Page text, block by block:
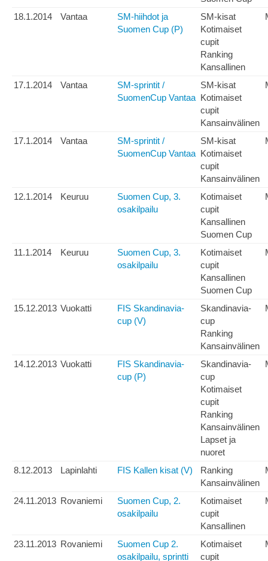
18.1.2014 Vantaa
SM-hiihdot ja
Suomen Cup (P)
SM-kisat
Kotimaiset
cupit
Ranking
Kansallinen
17.1.2014 Vantaa
SM-sprintit /
SuomenCup Vantaa
SM-kisat
Kotimaiset
cupit
Kansainvälinen
17.1.2014 Vantaa
SM-sprintit /
SuomenCup Vantaa
SM-kisat
Kotimaiset
cupit
Kansainvälinen
12.1.2014 Keuruu
Suomen Cup, 3.
osakilpailu
Kotimaiset
cupit
Kansallinen
Suomen Cup
11.1.2014 Keuruu
Suomen Cup, 3.
osakilpailu
Kotimaiset
cupit
Kansallinen
Suomen Cup
15.12.2013 Vuokatti
FIS Skandinavia-
cup (V)
Skandinavia-
cup
Ranking
Kansainvälinen
14.12.2013 Vuokatti
FIS Skandinavia-
cup (P)
Skandinavia-
cup
Kotimaiset
cupit
Ranking
Kansainvälinen
Lapset ja
nuoret
8.12.2013 Lapinlahti FIS Kallen kisat (V)
Ranking
Kansainvälinen
24.11.2013 Rovaniemi
Suomen Cup, 2.
osakilpailu
Kotimaiset
cupit
Kansallinen
23.11.2013 Rovaniemi
Suomen Cup 2.
osakilpailu, sprintti
Kotimaiset
cupit